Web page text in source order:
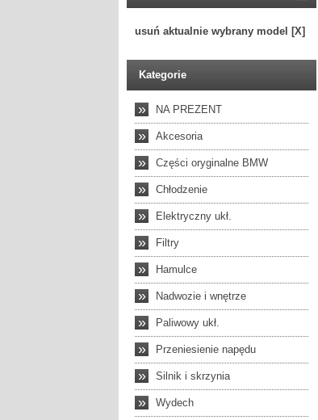
usuń aktualnie wybrany model [X]
Kategorie
» NA PREZENT
» Akcesoria
» Części oryginalne BMW
» Chłodzenie
» Elektryczny ukł.
» Filtry
» Hamulce
» Nadwozie i wnętrze
» Paliwowy ukł.
» Przeniesienie napędu
» Silnik i skrzynia
» Wydech